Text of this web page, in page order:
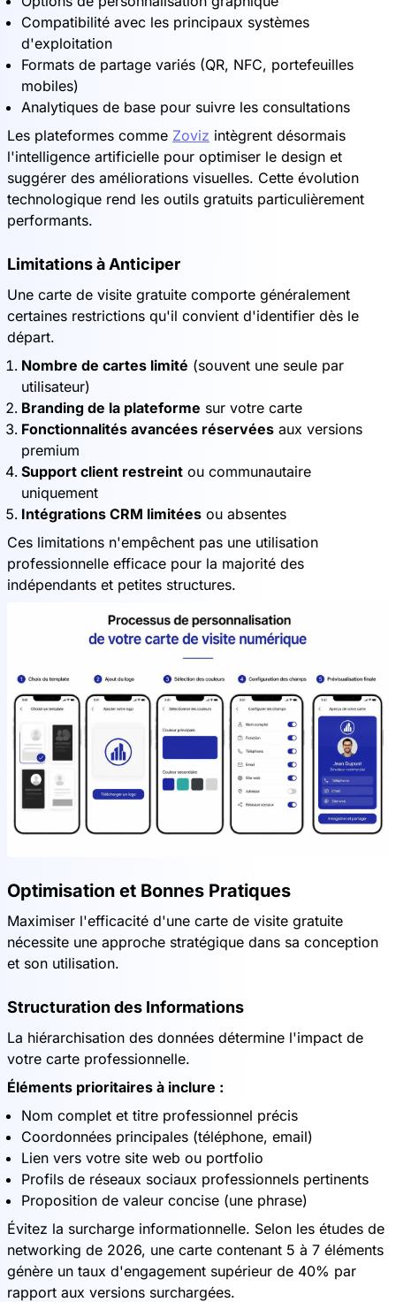
Compatibilité avec les principaux systèmes
d'exploitation
Formats de partage variés (QR, NFC, portefeuilles
mobiles)
Analytiques de base pour suivre les consultations
Les plateformes comme Zoviz intègrent désormais
l'intelligence artificielle pour optimiser le design et
suggérer des améliorations visuelles. Cette évolution
technologique rend les outils gratuits particulièrement
performants.
Limitations à Anticiper
Une carte de visite gratuite comporte généralement
certaines restrictions qu'il convient d'identifier dès le
départ.
Nombre de cartes limité (souvent une seule par
utilisateur)
Branding de la plateforme sur votre carte
Fonctionnalités avancées réservées aux versions
premium
Support client restreint ou communautaire
uniquement
Intégrations CRM limitées ou absentes
Ces limitations n'empêchent pas une utilisation
professionnelle efficace pour la majorité des
indépendants et petites structures.
Optimisation et Bonnes Pratiques
Maximiser l'efficacité d'une carte de visite gratuite
nécessite une approche stratégique dans sa conception
et son utilisation.
Structuration des Informations
La hiérarchisation des données détermine l'impact de
votre carte professionnelle.
Éléments prioritaires à inclure :
Nom complet et titre professionnel précis
Coordonnées principales (téléphone, email)
Lien vers votre site web ou portfolio
Profils de réseaux sociaux professionnels pertinents
Proposition de valeur concise (une phrase)
Évitez la surcharge informationnelle. Selon les études de
networking de 2026, une carte contenant 5 à 7 éléments
génère un taux d'engagement supérieur de 40% par
rapport aux versions surchargées.